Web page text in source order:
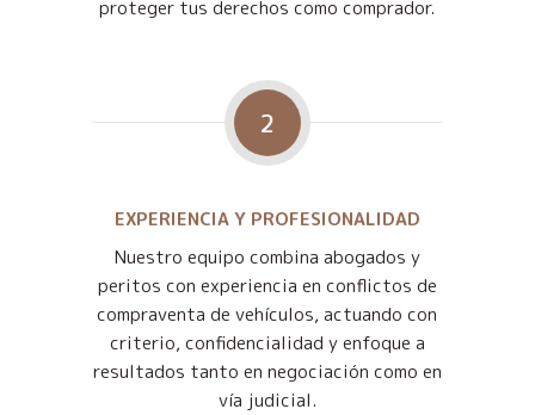
proteger tus derechos como comprador.
2
EXPERIENCIA Y PROFESIONALIDAD
Nuestro equipo combina abogados y
peritos con experiencia en conflictos de
compraventa de vehículos, actuando con
criterio, confidencialidad y enfoque a
resultados tanto en negociación como en
vía judicial.